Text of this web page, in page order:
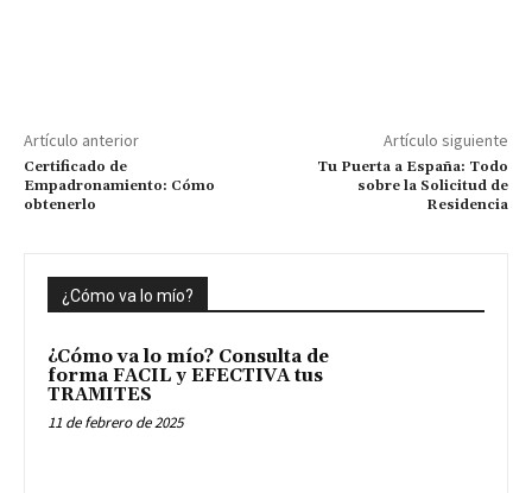
Artículo anterior
Certificado de
Empadronamiento: Cómo
obtenerlo
Artículo siguiente
Tu Puerta a España: Todo
sobre la Solicitud de
Residencia
¿Cómo va lo mío?
¿Cómo va lo mío? Consulta de
forma FACIL y EFECTIVA tus
TRAMITES
11 de febrero de 2025